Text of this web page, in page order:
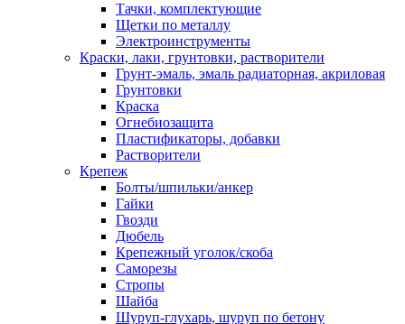
Тачки, комплектующие
Щетки по металлу
Электроинструменты
Краски, лаки, грунтовки, растворители
Грунт-эмаль, эмаль радиаторная, акриловая
Грунтовки
Краска
Огнебиозащита
Пластификаторы, добавки
Растворители
Крепеж
Болты/шпильки/анкер
Гайки
Гвозди
Дюбель
Крепежный уголок/скоба
Саморезы
Стропы
Шайба
Шуруп-глухарь, шуруп по бетону